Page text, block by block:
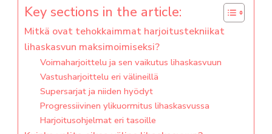
Key sections in the article:
Mitkä ovat tehokkaimmat harjoitustekniikat
lihaskasvun maksimoimiseksi?
Voimaharjoittelu ja sen vaikutus lihaskasvuun
Vastusharjoittelu eri välineillä
Supersarjat ja niiden hyödyt
Progressiivinen ylikuormitus lihaskasvussa
Harjoitusohjelmat eri tasoille